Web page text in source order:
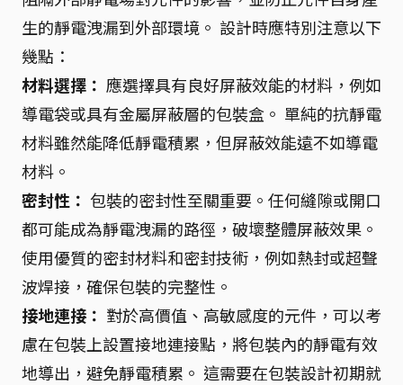
生的靜電洩漏到外部環境。 設計時應特別注意以下
幾點：
材料選擇： 應選擇具有良好屏蔽效能的材料，例如
導電袋或具有金屬屏蔽層的包裝盒。 單純的抗靜電
材料雖然能降低靜電積累，但屏蔽效能遠不如導電
材料。
密封性： 包裝的密封性至關重要。任何縫隙或開口
都可能成為靜電洩漏的路徑，破壞整體屏蔽效果。
使用優質的密封材料和密封技術，例如熱封或超聲
波焊接，確保包裝的完整性。
接地連接： 對於高價值、高敏感度的元件，可以考
慮在包裝上設置接地連接點，將包裝內的靜電有效
地導出，避免靜電積累。 這需要在包裝設計初期就